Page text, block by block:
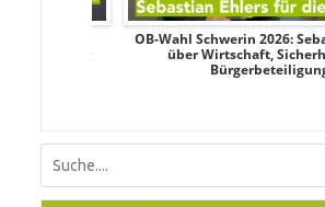
OB-Wahl Schwerin 2026:
über Wirtschaft,
Bürgerbeteiligung
Suchen